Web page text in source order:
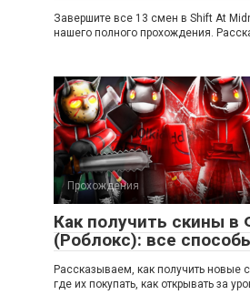
Завершите все 13 смен в Shift At
нашего полного прохождения.
Прохождения
Как получить скины в
(Роблокс): все
Рассказываем, как получить новые
где их покупать, как открывать за